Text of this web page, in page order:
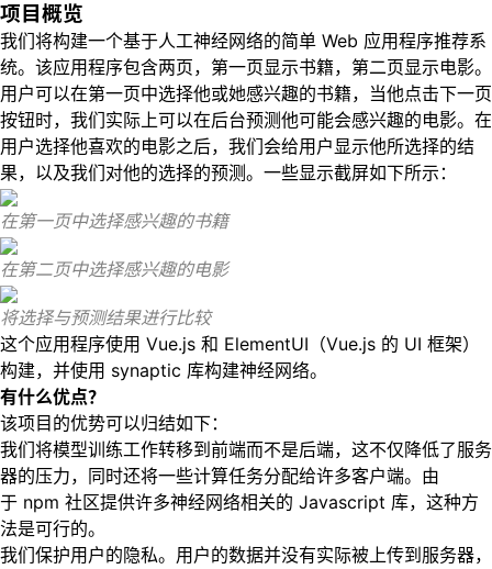
项目概览
我们将构建一个基于人工神经网络的简单 Web 应用程序推荐系
统。该应用程序包含两页，第一页显示书籍，第二页显示电影。
用户可以在第一页中选择他或她感兴趣的书籍，当他点击下一页
按钮时，我们实际上可以在后台预测他可能会感兴趣的电影。在
用户选择他喜欢的电影之后，我们会给用户显示他所选择的结
果，以及我们对他的选择的预测。一些显示截屏如下所示：
在第一页中选择感兴趣的书籍
在第二页中选择感兴趣的电影
将选择与预测结果进行比较
这个应用程序使用 Vue.js 和 ElementUI（Vue.js 的 UI 框架）
构建，并使用 synaptic 库构建神经网络。
有什么优点？
该项目的优势可以归结如下：
我们将模型训练工作转移到前端而不是后端，这不仅降低了服务
器的压力，同时还将一些计算任务分配给许多客户端。由
于 npm 社区提供许多神经网络相关的 Javascript 库，这种方
法是可行的。
我们保护用户的隐私。用户的数据并没有实际被上传到服务器，